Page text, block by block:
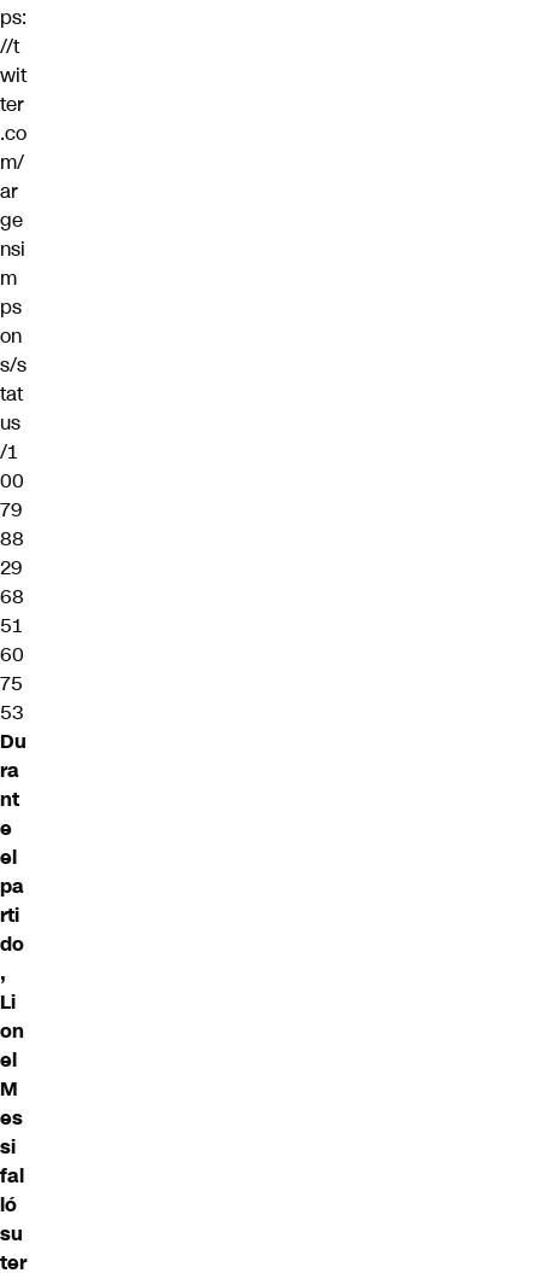
ps:
//t
wit
ter
.co
m/
ar
ge
nsi
m
ps
on
s/s
tat
us
/1
00
79
88
29
68
51
60
75
53
Du
ra
nt
e
el
pa
rti
do
,
Li
on
el
M
es
si
fal
ló
su
ter